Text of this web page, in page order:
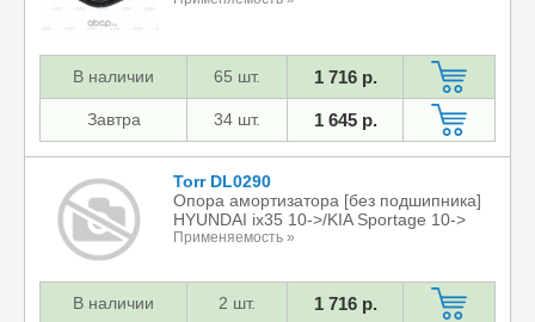
В наличии 65 шт. 1 716 р.
Завтра 34 шт. 1 645 р.
Torr DL0290
Опора амортизатора [без подшипника]
HYUNDAI ix35 10->/KIA Sportage 10->
Применяемость »
В наличии 2 шт. 1 716 р.